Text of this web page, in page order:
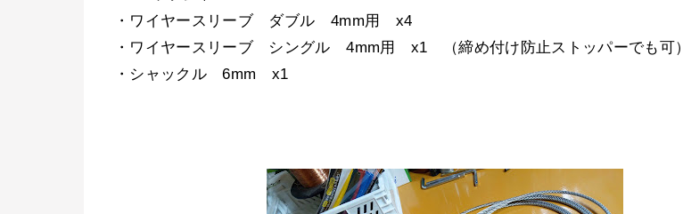
・ワイヤースリーブ ダブル 4mm用 x4
・ワイヤースリーブ シングル 4mm用 x1 （締め付け防止ストッパーでも可）
・シャックル 6mm x1